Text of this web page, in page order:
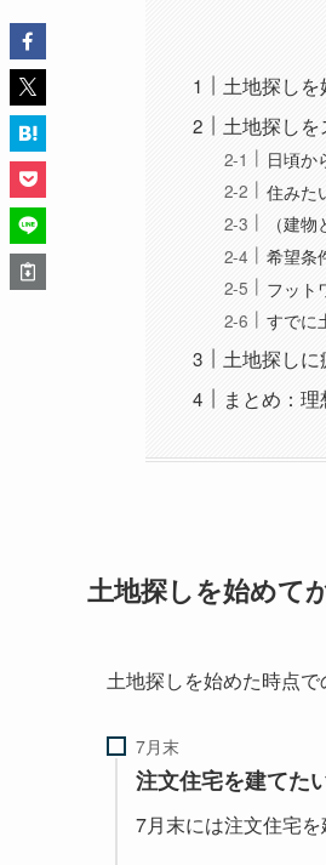
土地探し
土地探し
日頃か
住みた
（建
希望条
フット
すでに
土地探しに
まとめ：
土地探しを始めて
土地探しを始めた時点で
注文住宅を建てた
7月末には注文住宅